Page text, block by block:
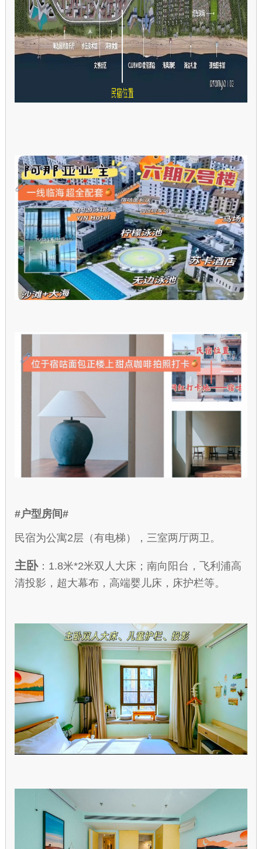
#户型房间#
民宿为公寓2层（有电梯），三室两厅两卫。
主卧：1.8米*2米双人大床；南向阳台，飞利浦高
清投影，超大幕布，高端婴儿床，床护栏等。